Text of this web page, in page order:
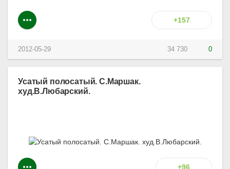
+157
34 730 0
2012-05-29
Усатый полосатый. С.Маршак.
худ.В.Любарский.
+96